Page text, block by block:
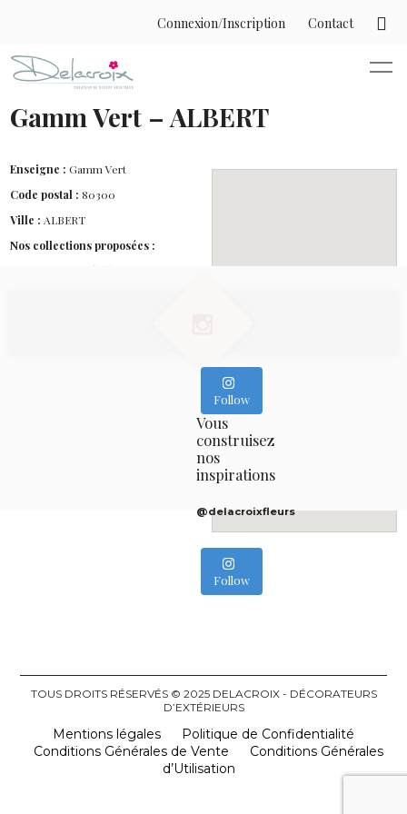
Connexion/Inscription Contact
Gamm Vert – ALBERT
Enseigne :Gamm Vert
Code postal :80300
Ville : ALBERT
Nos collections proposées :
- Printemps pétillant
Follow
Vous
construisez
nos
inspirations
@delacroixfleurs
Follow
TOUS DROITS RÉSERVÉS © 2025 DELACROIX - DÉCORATEURS
D’EXTÉRIEURS
Mentions légales
Politique de Confidentialité
Conditions Générales de Vente
Conditions Générales
d’Utilisation